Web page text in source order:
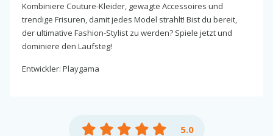
Kombiniere Couture-Kleider, gewagte Accessoires und
trendige Frisuren, damit jedes Model strahlt! Bist du bereit,
der ultimative Fashion-Stylist zu werden? Spiele jetzt und
dominiere den Laufsteg!
Entwickler: Playgama
5.0